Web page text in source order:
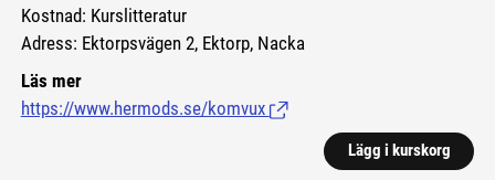
Kostnad: Kurslitteratur
Adress: Ektorpsvägen 2, Ektorp, Nacka
Läs mer
https://www.hermods.se/komvux (Länk till extern sida.)
Lägg i kurskorg